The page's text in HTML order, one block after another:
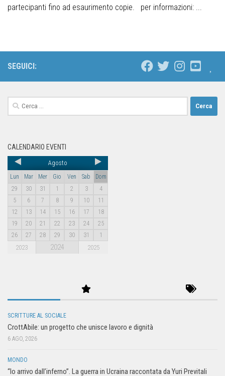
partecipanti fino ad esaurimento copie. per informazioni: ...
SEGUICI:
CALENDARIO EVENTI
Agosto
Lun Mar Mer Gio Ven Sab
Dom
29
30 31 1 2 3
4
5
6 7 8 9 10
11
12
13 14 15 16 17
18
19
20 21 22 23 24
25
26
27 28 29 30 31 1
2023 2024 2025
SCRITTURE AL SOCIALE
CrottAbile: un progetto che unisce lavoro e dignità
6 AGO, 2026
MONDO
“Io arrivo dall’inferno”. La guerra in Ucraina raccontata da Yuri Previtali